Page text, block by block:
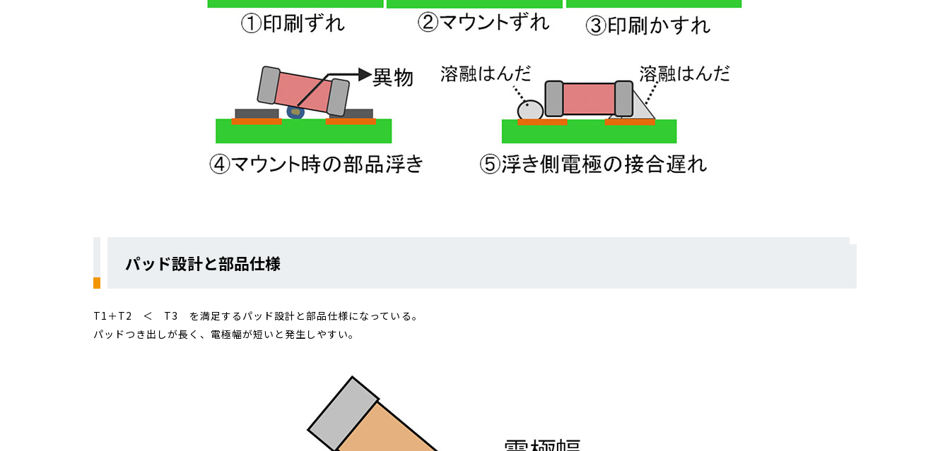
パッド設計と部品仕様
T1＋T2 ＜ T3 を満足するパッド設計と部品仕様になっている。
パッドつき出しが長く、電極幅が短いと発生しやすい。